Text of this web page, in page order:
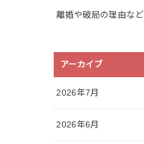
離婚や破局の理由など
アーカイブ
2026年7月
2026年6月